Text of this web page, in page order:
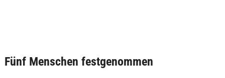
Fünf Menschen festgenommen